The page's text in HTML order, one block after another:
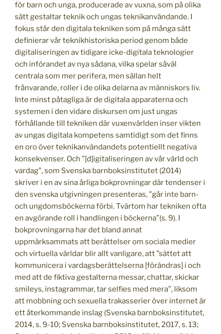
för barn och unga, producerade av vuxna, som på olika
sätt gestaltar teknik och ungas teknikanvändande. I
fokus står den digitala tekniken som på många sätt
definierar vår teknikhistoriska period genom både
digitaliseringen av tidigare icke-digitala teknologier
och införandet av nya sådana, vilka spelar såväl
centrala som mer perifera, men sällan helt
frånvarande, roller i de olika delarna av människors liv.
Inte minst påtagliga är de digitala apparaterna och
systemen i den vidare diskursen om just ungas
förhållande till tekniken där vuxenvärlden inser vikten
av ungas digitala kompetens samtidigt som det finns
en oro över teknikanvändandets potentiellt negativa
konsekvenser. Och ”[d]igitaliseringen av vår värld och
vardag”, som Svenska barnboksinstitutet (2014)
skriver i en av sina årliga bokprovningar där tendenser i
den svenska utgivningen presenteras, ”går inte barn-
och ungdomsböckerna förbi. Tvärtom har tekniken ofta
en avgörande roll i handlingen i böckerna”(s. 9). I
bokprovningarna har det bland annat
uppmärksammats att berättelser om sociala medier
och virtuella världar blir allt vanligare, att ”sättet att
kommunicera i vardagsberättelserna [förändras] i och
med att de fiktiva gestalterna messar, chattar, skickar
smileys, instagrammar, tar selfies med mera”, liksom
att mobbning och sexuella trakasserier över internet är
ett återkommande inslag (Svenska barnboksinstitutet,
2014, s. 9-10; Svenska barnboksinstitutet, 2017, s. 13;